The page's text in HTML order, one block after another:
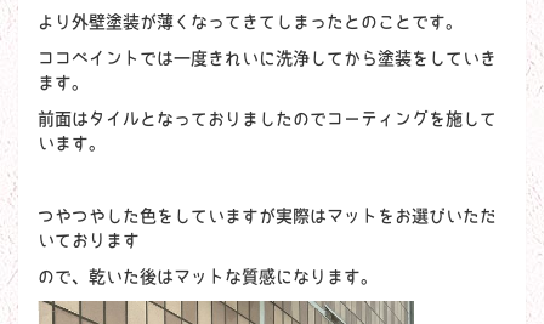
より外壁塗装が薄くなってきてしまったとのことです。
ココペイントでは一度きれいに洗浄してから塗装をしていき
ます。
前面はタイルとなっておりましたのでコーティングを施して
います。
つやつやした色をしていますが実際はマットをお選びいただ
いております
ので、乾いた後はマットな質感になります。